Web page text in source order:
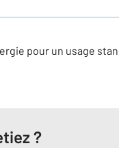
pour un usage
?